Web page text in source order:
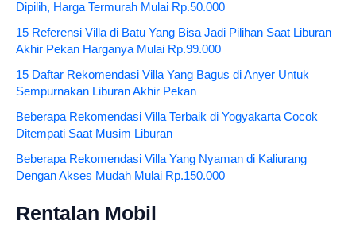
Dipilih, Harga Termurah Mulai Rp.50.000
15 Referensi Villa di Batu Yang Bisa Jadi Pilihan Saat Liburan
Akhir Pekan Harganya Mulai Rp.99.000
15 Daftar Rekomendasi Villa Yang Bagus di Anyer Untuk
Sempurnakan Liburan Akhir Pekan
Beberapa Rekomendasi Villa Terbaik di Yogyakarta Cocok
Ditempati Saat Musim Liburan
Beberapa Rekomendasi Villa Yang Nyaman di Kaliurang
Dengan Akses Mudah Mulai Rp.150.000
Rentalan Mobil